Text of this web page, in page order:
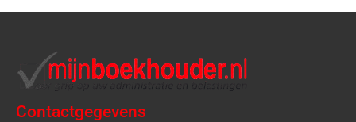
Contactgegevens